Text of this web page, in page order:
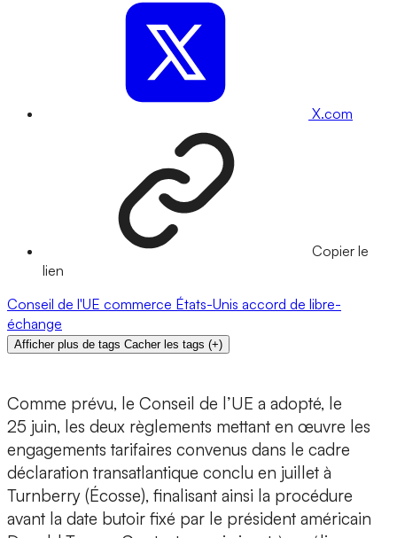
X.com
Copier le
lien
Conseil de l'UE commerce États-Unis accord de libre-
échange
Afficher plus de tags Cacher les tags (+)
Comme prévu, le Conseil de l’UE a adopté, le
25 juin, les deux règlements mettant en œuvre les
engagements tarifaires convenus dans le cadre
déclaration transatlantique conclu en juillet à
Turnberry (Écosse), finalisant ainsi la procédure
avant la date butoir fixé par le président américain